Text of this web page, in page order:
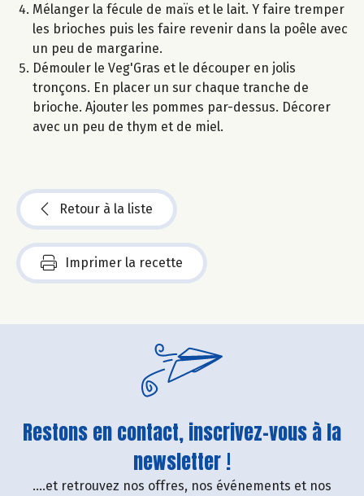
Mélanger la fécule de maïs et le lait. Y faire tremper
les brioches puis les faire revenir dans la poêle avec
un peu de margarine.
Démouler le Veg'Gras et le découper en jolis
tronçons. En placer un sur chaque tranche de
brioche. Ajouter les pommes par-dessus. Décorer
avec un peu de thym et de miel.
Retour à la liste
Imprimer la recette
Restons en contact, inscrivez-vous à la
newsletter !
....et retrouvez nos offres, nos événements et nos